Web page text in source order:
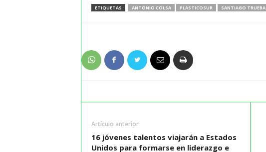
ETIQUETAS ANTONIO COLSA PLASTICOSUR SANTIAGO TRUEBA
Artículo anterior
16 jóvenes talentos viajarán a Estados
Unidos para formarse en liderazgo e